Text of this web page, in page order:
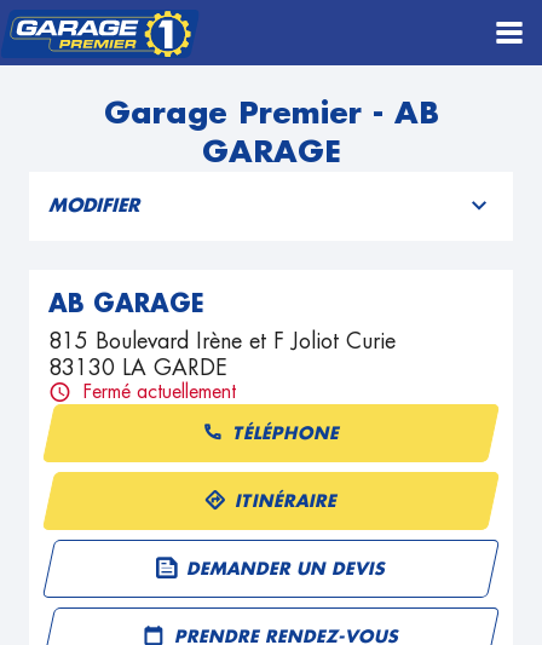
Garage Premier - AB
GARAGE
MODIFIER
AB GARAGE
815 Boulevard Irène et F Joliot Curie
83130 LA GARDE
Fermé actuellement
TÉLÉPHONE
ITINÉRAIRE
DEMANDER UN DEVIS
PRENDRE RENDEZ-VOUS